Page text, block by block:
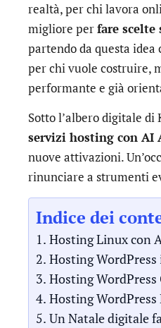
realtà, per chi lavora
migliore perfare
partendo da questa idea
per chi vuole costruire,
performante e già
Sotto l’albero digitale
servizi hosting con AI
nuove attivazioni.
rinunciare a strumenti
Indice dei
Hosting Linux con
Hosting
Hosting
Hosting
Un Natale digitale